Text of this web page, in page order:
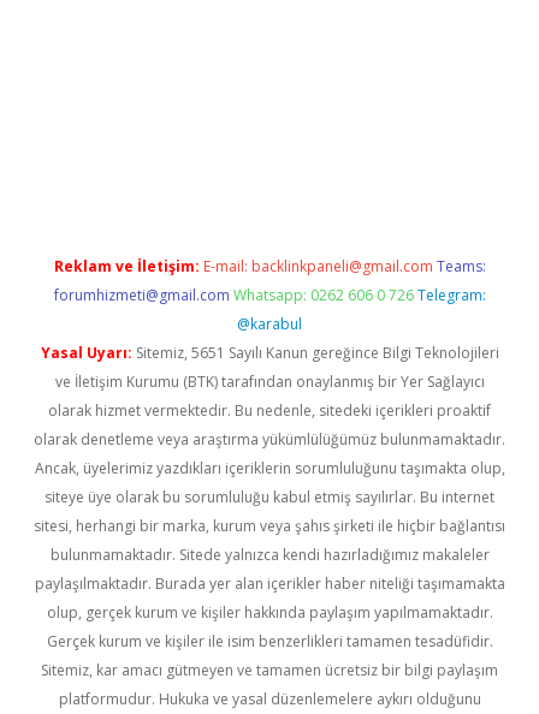
Reklam ve İletişim: E-mail: backlinkpaneli@gmail.com Teams:
forumhizmeti@gmail.com Whatsapp: 0262 606 0 726 Telegram:
@karabul
Yasal Uyarı: Sitemiz, 5651 Sayılı Kanun gereğince Bilgi Teknolojileri
ve İletişim Kurumu (BTK) tarafından onaylanmış bir Yer Sağlayıcı
olarak hizmet vermektedir. Bu nedenle, sitedeki içerikleri proaktif
olarak denetleme veya araştırma yükümlülüğümüz bulunmamaktadır.
Ancak, üyelerimiz yazdıkları içeriklerin sorumluluğunu taşımakta olup,
siteye üye olarak bu sorumluluğu kabul etmiş sayılırlar. Bu internet
sitesi, herhangi bir marka, kurum veya şahıs şirketi ile hiçbir bağlantısı
bulunmamaktadır. Sitede yalnızca kendi hazırladığımız makaleler
paylaşılmaktadır. Burada yer alan içerikler haber niteliği taşımamakta
olup, gerçek kurum ve kişiler hakkında paylaşım yapılmamaktadır.
Gerçek kurum ve kişiler ile isim benzerlikleri tamamen tesadüfidir.
Sitemiz, kar amacı gütmeyen ve tamamen ücretsiz bir bilgi paylaşım
platformudur. Hukuka ve yasal düzenlemelere aykırı olduğunu